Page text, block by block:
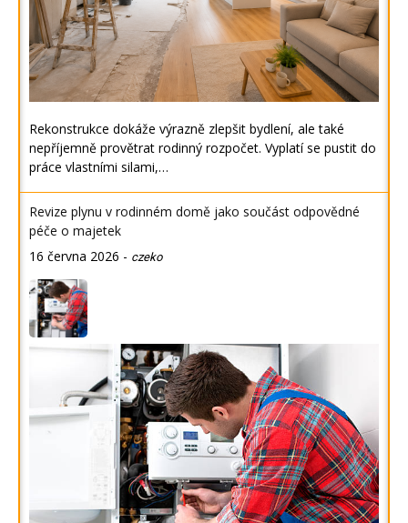
Rekonstrukce dokáže výrazně zlepšit bydlení, ale také
nepříjemně provětrat rodinný rozpočet. Vyplatí se pustit do
práce vlastními silami,…
Revize plynu v rodinném domě jako součást odpovědné
péče o majetek
16 června 2026 - czeko